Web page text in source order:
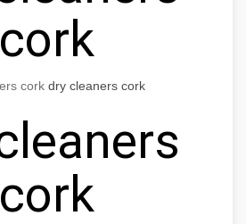
cork
cork dry cleaners cork
cork